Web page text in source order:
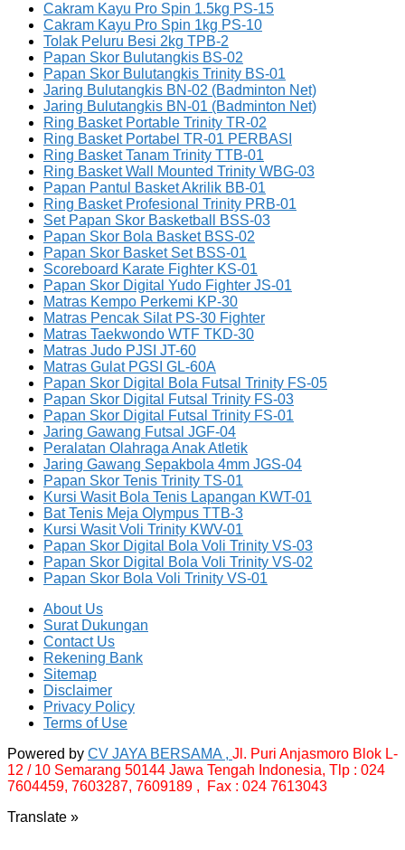
Cakram Kayu Pro Spin 1.5kg PS-15
Cakram Kayu Pro Spin 1kg PS-10
Tolak Peluru Besi 2kg TPB-2
Papan Skor Bulutangkis BS-02
Papan Skor Bulutangkis Trinity BS-01
Jaring Bulutangkis BN-02 (Badminton Net)
Jaring Bulutangkis BN-01 (Badminton Net)
Ring Basket Portable Trinity TR-02
Ring Basket Portabel TR-01 PERBASI
Ring Basket Tanam Trinity TTB-01
Ring Basket Wall Mounted Trinity WBG-03
Papan Pantul Basket Akrilik BB-01
Ring Basket Profesional Trinity PRB-01
Set Papan Skor Basketball BSS-03
Papan Skor Bola Basket BSS-02
Papan Skor Basket Set BSS-01
Scoreboard Karate Fighter KS-01
Papan Skor Digital Yudo Fighter JS-01
Matras Kempo Perkemi KP-30
Matras Pencak Silat PS-30 Fighter
Matras Taekwondo WTF TKD-30
Matras Judo PJSI JT-60
Matras Gulat PGSI GL-60A
Papan Skor Digital Bola Futsal Trinity FS-05
Papan Skor Digital Futsal Trinity FS-03
Papan Skor Digital Futsal Trinity FS-01
Jaring Gawang Futsal JGF-04
Peralatan Olahraga Anak Atletik
Jaring Gawang Sepakbola 4mm JGS-04
Papan Skor Tenis Trinity TS-01
Kursi Wasit Bola Tenis Lapangan KWT-01
Bat Tenis Meja Olympus TTB-3
Kursi Wasit Voli Trinity KWV-01
Papan Skor Digital Bola Voli Trinity VS-03
Papan Skor Digital Bola Voli Trinity VS-02
Papan Skor Bola Voli Trinity VS-01
About Us
Surat Dukungan
Contact Us
Rekening Bank
Sitemap
Disclaimer
Privacy Policy
Terms of Use
Powered by CV JAYA BERSAMA , Jl. Puri Anjasmoro Blok L-
12 / 10 Semarang 50144 Jawa Tengah Indonesia, Tlp : 024
7604459, 7603287, 7609189 , Fax : 024 7613043
Translate »